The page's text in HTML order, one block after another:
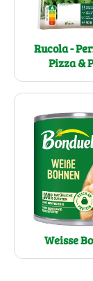
Rucola -
Pizza &
Weisse